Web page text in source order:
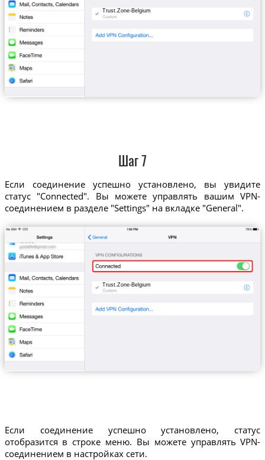
Trust.Zone-Belgium
Шаг 7
Если соединение успешно установлено, вы увидите
статус "Connected". Вы можете управлять вашим VPN-
соединением в разделе "Settings" на вкладке "General".
Trust.Zone-Belgium
Если соединение успешно установлено, статус
отобразится в строке меню. Вы можете управлять VPN-
соединением в настройках сети.